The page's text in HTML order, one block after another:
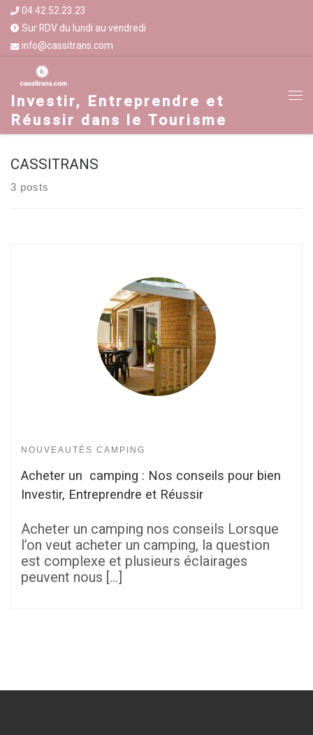
04.42.52.23.23
Sur RDV du lundi au vendredi
info@cassitrans.com
Investir, Entreprendre et
Réussir dans le Tourisme
CASSITRANS
3 posts
NOUVEAUTÉS CAMPING
Acheter un camping : Nos conseils pour bien
Investir, Entreprendre et Réussir
Acheter un camping nos conseils Lorsque
l’on veut acheter un camping, la question
est complexe et plusieurs éclairages
peuvent nous […]